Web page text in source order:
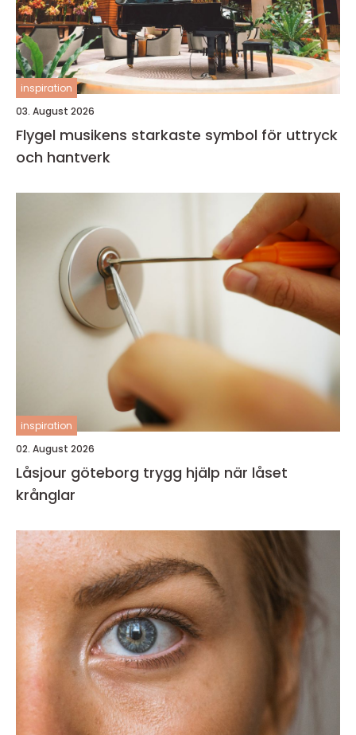
inspiration
03. August 2026
Flygel musikens starkaste symbol för uttryck
och hantverk
inspiration
02. August 2026
Låsjour göteborg trygg hjälp när låset
krånglar